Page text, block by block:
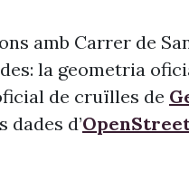
amb Carrer de
la geometria
de cruïlles de
dades d’